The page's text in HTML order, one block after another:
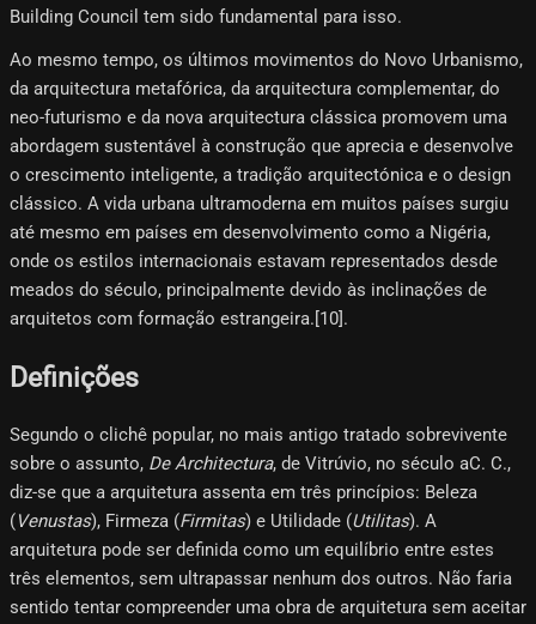
Building Council tem sido fundamental para isso.
Ao mesmo tempo, os últimos movimentos do Novo Urbanismo,
da arquitectura metafórica, da arquitectura complementar, do
neo-futurismo e da nova arquitectura clássica promovem uma
abordagem sustentável à construção que aprecia e desenvolve
o crescimento inteligente, a tradição arquitectónica e o design
clássico. A vida urbana ultramoderna em muitos países surgiu
até mesmo em países em desenvolvimento como a Nigéria,
onde os estilos internacionais estavam representados desde
meados do século, principalmente devido às inclinações de
arquitetos com formação estrangeira.[10]​.
Definições
Segundo o clichê popular, no mais antigo tratado sobrevivente
sobre o assunto, De Architectura, de Vitrúvio, no século aC. C.,
diz-se que a arquitetura assenta em três princípios: Beleza
(Venustas), Firmeza (Firmitas) e Utilidade (Utilitas). A
arquitetura pode ser definida como um equilíbrio entre estes
três elementos, sem ultrapassar nenhum dos outros. Não faria
sentido tentar compreender uma obra de arquitetura sem aceitar